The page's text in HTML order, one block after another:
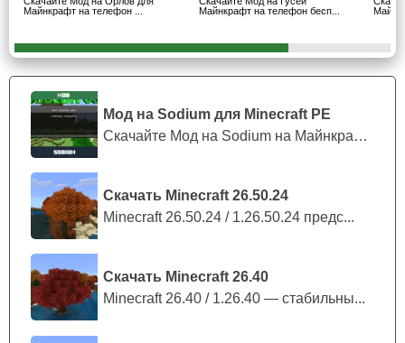
Мод на Sodium для Minecraft PE
Скачайте Мод на Sodium на Майнкрафт П...
Скачать Minecraft 26.50.24
Minecraft 26.50.24 / 1.26.50.24 предс...
Скачать Minecraft 26.40
Minecraft 26.40 / 1.26.40 — стабильны...
вариантах:
Златокрот;
Кроме того, в аддоне также добавлены два врага для
этих существ: орлы и совы.
Особенности
Есть и некоторые другие особенности животных,
которые добавляет мод на орлов.
Для крафтеров Minecraft PE новые зверьки не
опасны, так как у них 20 единиц здоровья и 3
Майнкрафт на телефон ...
Майнкрафт на телефон бесп...